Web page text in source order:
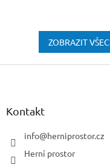
ZOBRAZIT
Z
Kontakt
info@herniprostor.cz
Herní prostor